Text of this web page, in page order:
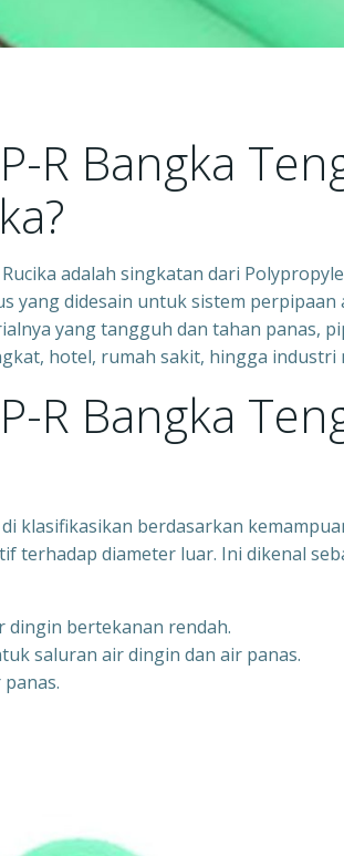
R Bangka
adalah singkatan dari
yang didesain untuk sistem perpipaan
yang tangguh dan tahan panas,
hotel, rumah sakit, hingga industri
R Bangka
klasifikasikan berdasarkan
terhadap diameter luar. Ini dikenal
dingin bertekanan rendah.
saluran air dingin dan air panas.